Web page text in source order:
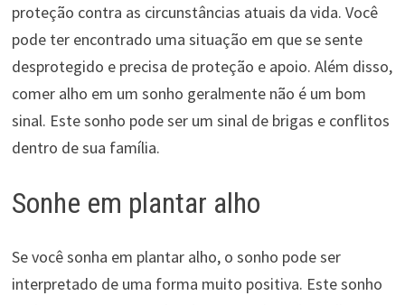
proteção contra as circunstâncias atuais da vida. Você
pode ter encontrado uma situação em que se sente
desprotegido e precisa de proteção e apoio. Além disso,
comer alho em um sonho geralmente não é um bom
sinal. Este sonho pode ser um sinal de brigas e conflitos
dentro de sua família.
Sonhe em plantar alho
Se você sonha em plantar alho, o sonho pode ser
interpretado de uma forma muito positiva. Este sonho